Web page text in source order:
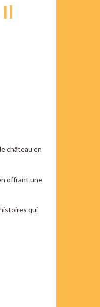
château en
offrant une
qui